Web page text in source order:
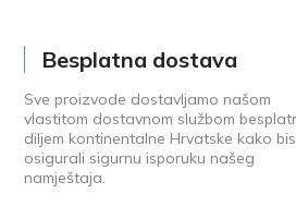
Besplatna dostava
Sve proizvode dostavljamo našom
vlastitom dostavnom službom
diljem kontinentalne Hrvatske kako
osigurali sigurnu isporuku našeg
namještaja.